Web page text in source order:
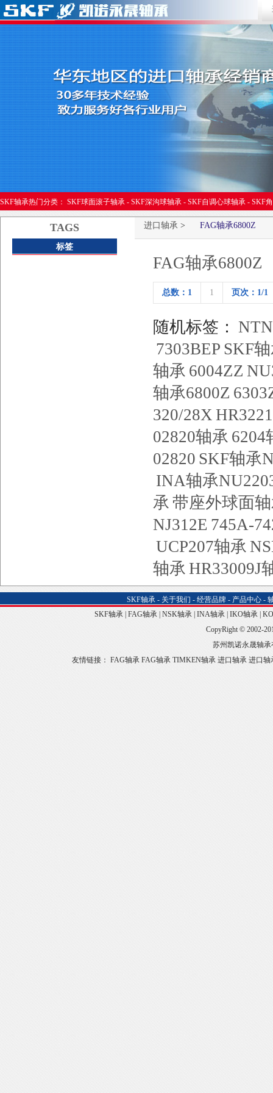
进口轴承
SKF轴承热门分类： SKF球面滚子轴承 - SKF深沟球轴承 - SKF自调心球轴承 - SKF
TAGS
标签
进口轴承 > FAG轴承6800Z
FAG轴承6800Z
总数：1 1 页次：1/1
随机标签：
7303BEP SKF
轴承 6004ZZ
轴承6800Z
320/28X
02820轴承 6204
02820 SKF轴承
INA轴承
承 带座外球面
NJ312E 745A-
UCP207轴承
轴承 HR33009J
SKF轴承 - 关于我们 -经营品牌 - 产品中心 -
SKF轴承 |FAG轴承 |NSK轴承 |INA轴承 |IKO轴承 |
CopyRight © 2002-
苏州凯诺永晟轴
友情链接：FAG轴承 FAG轴承 TIMKEN轴承 进口轴承 进口轴